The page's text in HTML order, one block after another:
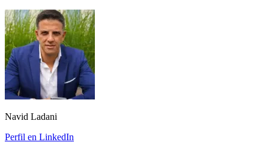
Navid Ladani
Perfil en LinkedIn